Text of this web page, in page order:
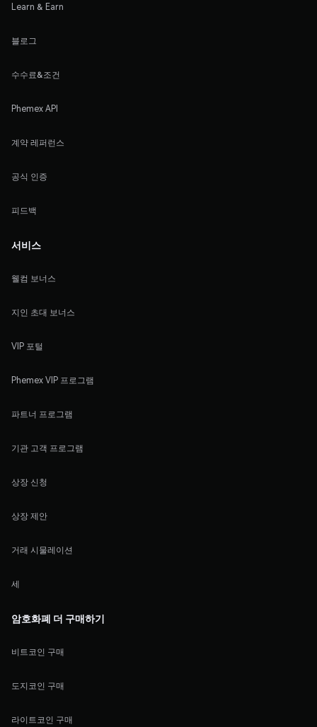
Learn & Earn
블로그
수수료&조건
Phemex API
계약 레퍼런스
공식 인증
피드백
서비스
웰컴 보너스
지인 초대 보너스
VIP 포털
Phemex VIP 프로그램
파트너 프로그램
기관 고객 프로그램
상장 신청
상장 제안
거래 시물레이션
세
암호화폐 더 구매하기
비트코인 구매
도지코인 구매
라이트코인 구매